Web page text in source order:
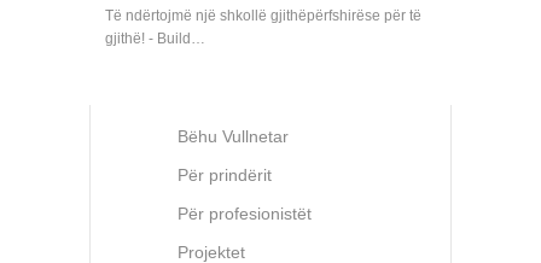
Të ndërtojmë një shkollë gjithëpërfshirëse për të
gjithë! - Build…
Bëhu Vullnetar
Për prindërit
Për profesionistët
Projektet